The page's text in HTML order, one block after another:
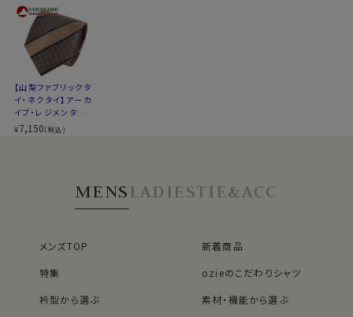
生産国
生地
山梨ファブリック
生地の
特徴
アーカイブ
風に再構築した柄。ビンテージ風でありな
がらモダンな印象。
※商品により長さに多少の差があります
【山梨ファブリックタ
イ・ネクタイ】アーカ
イブ・レジメンタル・
ブラウン・日本製
¥7,150(税込)
MENSLADIESTIE&ACC
メンズTOP
新着商品
特集
ozieのこだわりシャツ
衿型から選ぶ
素材・機能から選ぶ